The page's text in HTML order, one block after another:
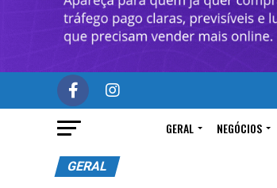
GERAL NEGÓCIOS
GERAL